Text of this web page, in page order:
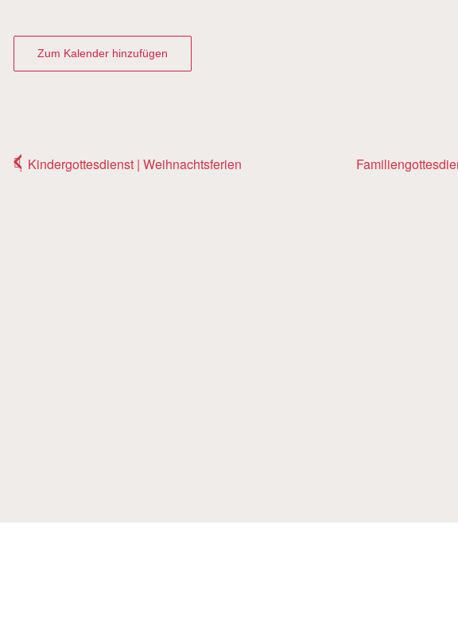
Zum Kalender hinzufügen
Kindergottesdienst | Weihnachtsferien